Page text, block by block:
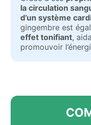
la circulation
d’un système
gingembre est
effet tonifiant,
promouvoir